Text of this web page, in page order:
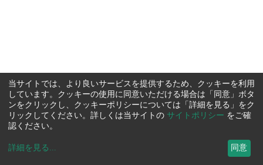
当サイトでは、より良いサービスを提供するため、クッキーを利用
しています。クッキーの使用に同意いただける場合は「同意」ボタ
ンをクリックし、クッキーポリシーについては「詳細を見る」をク
リックしてください。詳しくは当サイトの サイトポリシー をご確
認ください。
詳細を見る ... 同意